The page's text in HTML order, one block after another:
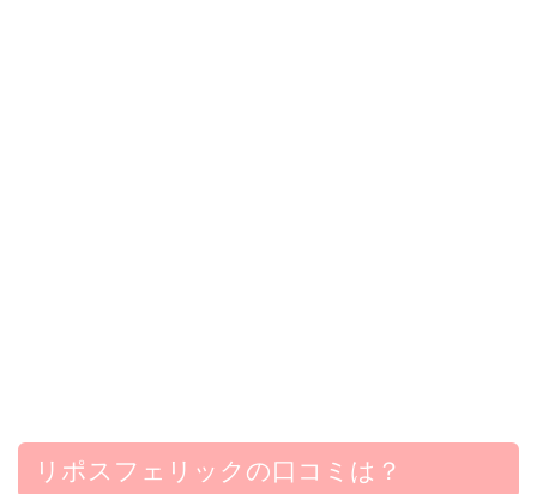
リポスフェリックの口コミは？